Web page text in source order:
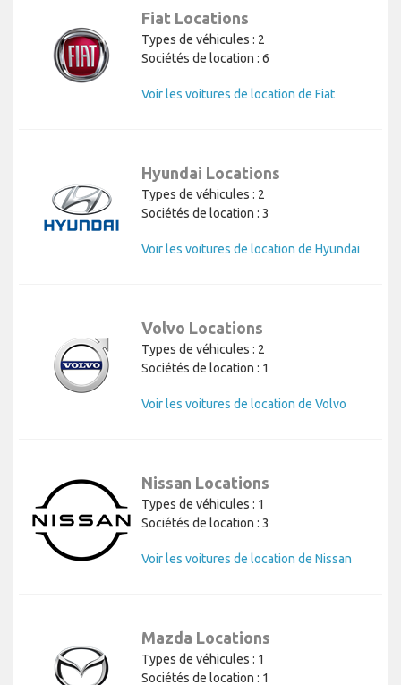
Fiat Locations
Types de véhicules : 2
Sociétés de location : 6
Voir les voitures de location de Fiat
Hyundai Locations
Types de véhicules : 2
Sociétés de location : 3
Voir les voitures de location de Hyundai
Volvo Locations
Types de véhicules : 2
Sociétés de location : 1
Voir les voitures de location de Volvo
Nissan Locations
Types de véhicules : 1
Sociétés de location : 3
Voir les voitures de location de Nissan
Mazda Locations
Types de véhicules : 1
Sociétés de location : 1